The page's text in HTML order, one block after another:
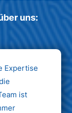
uns:
Expertise
ist